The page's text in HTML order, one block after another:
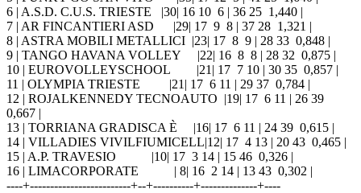
6 | A.S.D. C.U.S. TRIESTE |30| 16 10 6 | 36 25 1,440 |
7 | AR FINCANTIERI ASD |29| 17 9 8 | 37 28 1,321 |
8 | ASTRA MOBILI METALLICI |23| 17 8 9 | 28 33 0,848 |
9 | TANGO HAVANA VOLLEY |22| 16 8 8 | 28 32 0,875 |
10 | EUROVOLLEYSCHOOL |21| 17 7 10 | 30 35 0,857 |
11 | OLYMPIA TRIESTE |21| 17 6 11 | 29 37 0,784 |
12 | ROJALKENNEDY TECNOAUTO |19| 17 6 11 | 26 39
0,667 |
13 | TORRIANA GRADISCA È |16| 17 6 11 | 24 39 0,615 |
14 | VILLADIES VIVILFIUMICELL|12| 17 4 13 | 20 43 0,465 |
15 | A.P. TRAVESIO |10| 17 3 14 | 15 46 0,326 |
16 | LIMACORPORATE | 8| 16 2 14 | 13 43 0,302 |
----+-------------------------+--+----------+--------------+----